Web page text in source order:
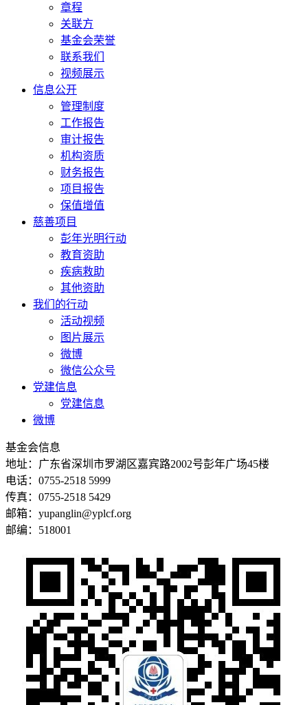
章程
关联方
基金会荣誉
联系我们
视频展示
信息公开
管理制度
工作报告
审计报告
机构资质
财务报告
项目报告
保值增值
慈善项目
彭年光明行动
教育资助
疾病救助
其他资助
我们的行动
活动视频
图片展示
微博
微信公众号
党建信息
党建信息
微博
基金会信息
地址：广东省深圳市罗湖区嘉宾路2002号彭年广场45楼
电话：0755-2518 5999
传真：0755-2518 5429
邮箱：yupanglin@yplcf.org
邮编：518001